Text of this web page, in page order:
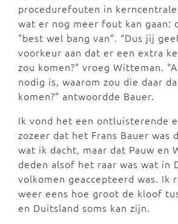
procedurefouten in
wat er nog meer fout kan gaan:
"best wel bang van”. “Dus jij
voorkeur aan dat er een extra
zou komen?” vroeg Witteman.
nodig is, waarom zou die daar
komen?” antwoordde Bauer.
Ik vond het een ontluisterende
zozeer dat het Frans Bauer was
wat ik dacht, maar dat Pauw en
deden alsof het raar was wat in
volkomen geaccepteerd was. Ik
weer eens hoe groot de kloof
en Duitsland soms kan zijn.